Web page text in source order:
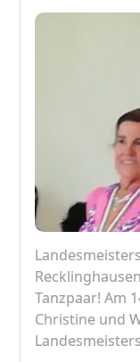
Tanzpaar! Am
Christine und